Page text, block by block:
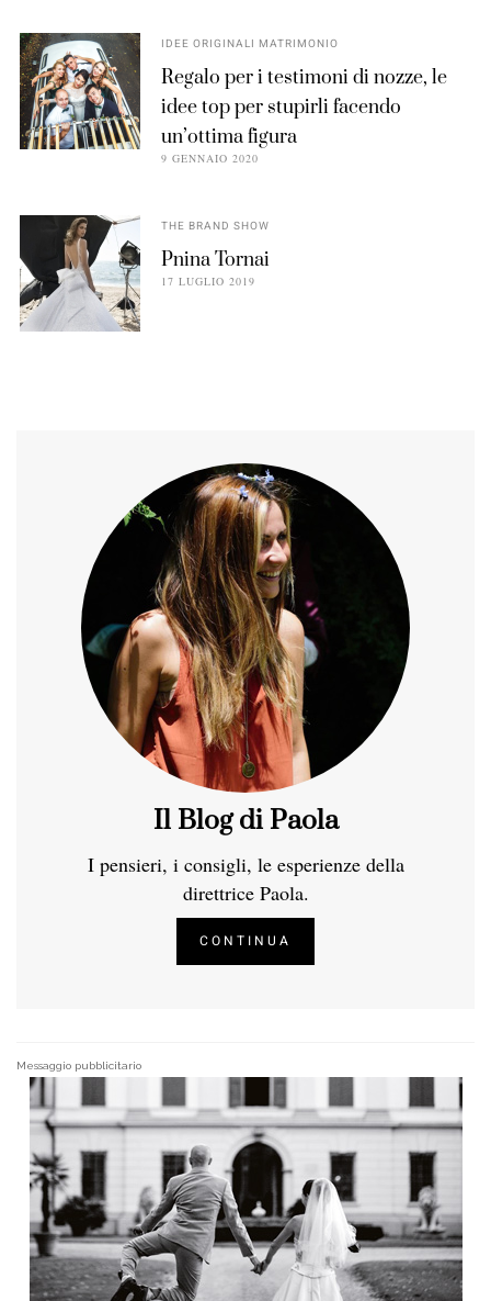
IDEE ORIGINALI MATRIMONIO
Regalo per i testimoni di nozze, le
idee top per stupirli facendo
un’ottima figura
9 GENNAIO 2020
THE BRAND SHOW
Pnina Tornai
17 LUGLIO 2019
Il Blog di Paola
I pensieri, i consigli, le esperienze della
direttrice Paola.
CONTINUA
Messaggio pubblicitario